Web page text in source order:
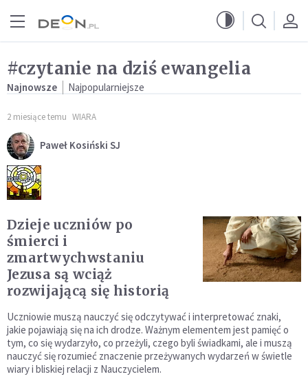
#czytanie na dziś ewangelia
Najnowsze Najpopularniejsze
2 miesiące temu WIARA
Paweł Kosiński SJ
Dzieje uczniów po
śmierci i
zmartwychwstaniu
Jezusa są wciąż
rozwijającą się historią
Uczniowie muszą nauczyć się odczytywać i interpretować znaki,
jakie pojawiają się na ich drodze. Ważnym elementem jest pamięć o
tym, co się wydarzyło, co przeżyli, czego byli świadkami, ale i muszą
nauczyć się rozumieć znaczenie przeżywanych wydarzeń w świetle
wiary i bliskiej relacji z Nauczycielem.